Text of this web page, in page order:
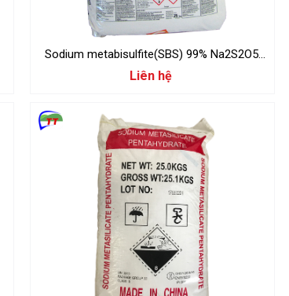
Sodium metabisulfite(SBS) 99% Na2S2O5,
25kg/Bao
Liên hệ